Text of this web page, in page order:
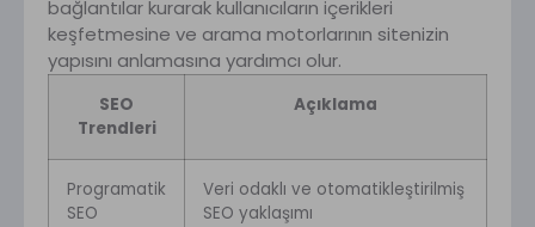
bağlantılar kurarak kullanıcıların içerikleri
keşfetmesine ve arama motorlarının sitenizin
yapısını anlamasına yardımcı olur.
SEO
Trendleri
Açıklama
Programatik
SEO
Veri odaklı ve otomatikleştirilmiş
SEO yaklaşımı